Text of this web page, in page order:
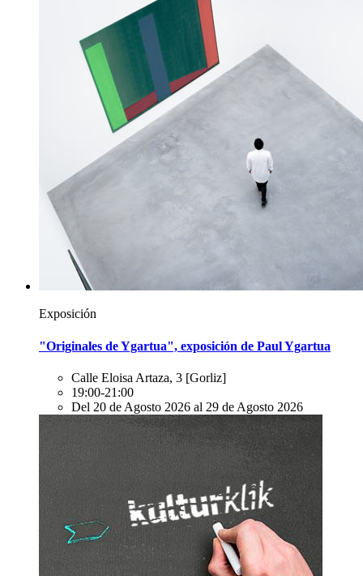
Exposición
"Originales de Ygartua", exposición de Paul Ygartua
Calle Eloisa Artaza, 3 [Gorliz]
19:00-21:00
Del 20 de Agosto 2026 al 29 de Agosto 2026